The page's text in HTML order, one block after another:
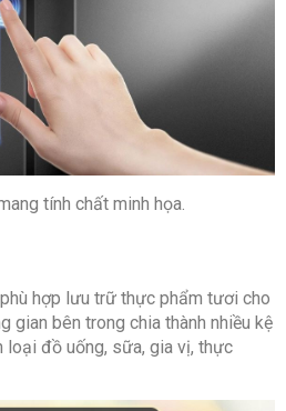
tính chất minh họa.
hợp lưu trữ thực phẩm tươi cho
gian bên trong chia thành nhiều kệ
loại đồ uống, sữa, gia vị, thực